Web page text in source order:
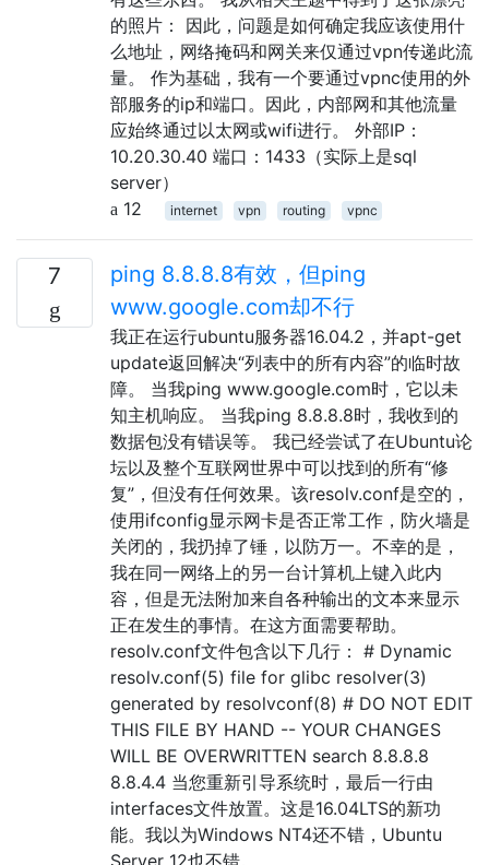
的照片： 因此，问题是如何确定我应该使用什
么地址，网络掩码和网关来仅通过vpn传递此流
量。 作为基础，我有一个要通过vpnc使用的外
部服务的ip和端口。因此，内部网和其他流量
应始终通过以太网或wifi进行。 外部IP：
10.20.30.40 端口：1433（实际上是sql
server）
12
internet vpn routing vpnc
7
ping 8.8.8.8有效，但ping
www.google.com却不行
我正在运行ubuntu服务器16.04.2，并apt-get
update返回解决“列表中的所有内容”的临时故
障。 当我ping www.google.com时，它以未
知主机响应。 当我ping 8.8.8.8时，我收到的
数据包没有错误等。 我已经尝试了在Ubuntu论
坛以及整个互联网世界中可以找到的所有“修
复”，但没有任何效果。该resolv.conf是空的，
使用ifconfig显示网卡是否正常工作，防火墙是
关闭的，我扔掉了锤，以防万一。不幸的是，
我在同一网络上的另一台计算机上键入此内
容，但是无法附加来自各种输出的文本来显示
正在发生的事情。在这方面需要帮助。
resolv.conf文件包含以下几行： # Dynamic
resolv.conf(5) file for glibc resolver(3)
generated by resolvconf(8) # DO NOT EDIT
THIS FILE BY HAND -- YOUR CHANGES
WILL BE OVERWRITTEN search 8.8.8.8
8.8.4.4 当您重新引导系统时，最后一行由
interfaces文件放置。这是16.04LTS的新功
能。我以为Windows NT4还不错，Ubuntu
Server 12也不错。